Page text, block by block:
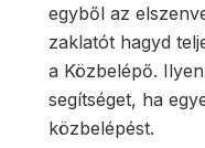
egyből az
zaklatót hagyd
a Közbelépő.
segítséget, ha
közbelépést.